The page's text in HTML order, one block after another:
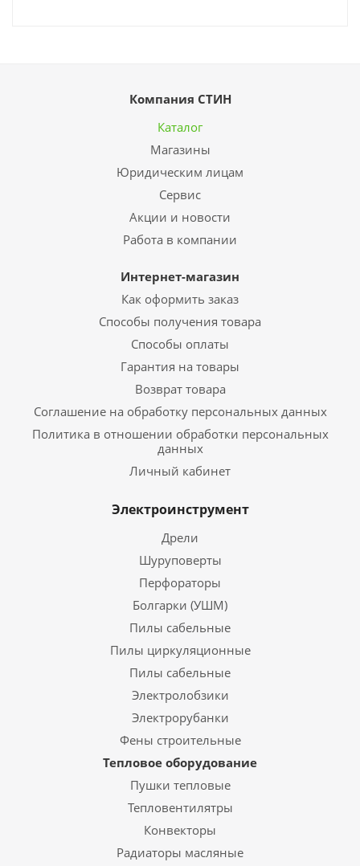
Компания СТИН
Каталог
Магазины
Юридическим лицам
Сервис
Акции и новости
Работа в компании
Интернет-магазин
Как оформить заказ
Способы получения товара
Способы оплаты
Гарантия на товары
Возврат товара
Соглашение на обработку персональных данных
Политика в отношении обработки персональных
данных
Личный кабинет
Электроинструмент
Дрели
Шуруповерты
Перфораторы
Болгарки (УШМ)
Пилы сабельные
Пилы циркуляционные
Пилы сабельные
Электролобзики
Электрорубанки
Фены строительные
Тепловое оборудование
Пушки тепловые
Тепловентилятры
Конвекторы
Радиаторы масляные